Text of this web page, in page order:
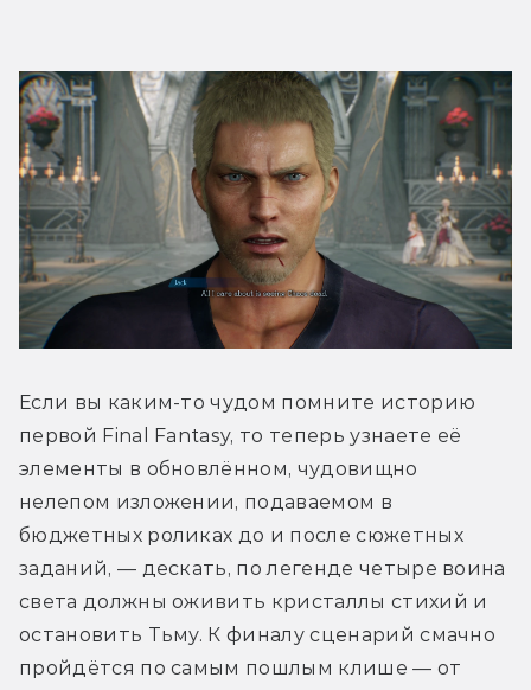
Если вы каким-то чудом помните историю
первой Final Fantasy, то теперь узнаете её
элементы в обновлённом, чудовищно
нелепом изложении, подаваемом в
бюджетных роликах до и после сюжетных
заданий, — дескать, по легенде четыре воина
света должны оживить кристаллы стихий и
остановить Тьму. К финалу сценарий смачно
пройдётся по самым пошлым клише — от